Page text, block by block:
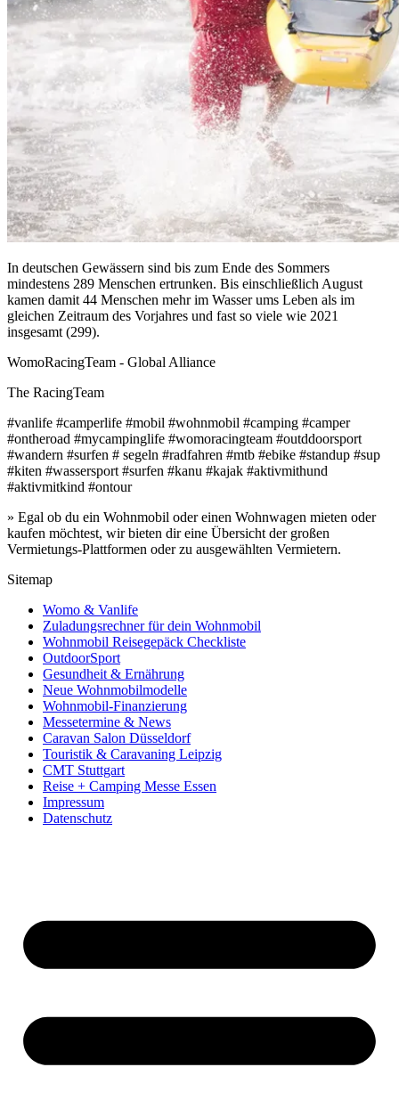
In deutschen Gewässern sind bis zum Ende des Sommers
mindestens 289 Menschen ertrunken. Bis einschließlich August
kamen damit 44 Menschen mehr im Wasser ums Leben als im
gleichen Zeitraum des Vorjahres und fast so viele wie 2021
insgesamt (299).
WomoRacingTeam - Global Alliance
The RacingTeam
#vanlife #camperlife #mobil #wohnmobil #camping #camper
#ontheroad #mycampinglife #womoracingteam #outddoorsport
#wandern #surfen # segeln #radfahren #mtb #ebike #standup #sup
#kiten #wassersport #surfen #kanu #kajak #aktivmithund
#aktivmitkind #ontour
» Egal ob du ein Wohnmobil oder einen Wohnwagen mieten oder
kaufen möchtest, wir bieten dir eine Übersicht der großen
Vermietungs-Plattformen oder zu ausgewählten Vermietern.
Sitemap
Womo & Vanlife
Zuladungsrechner für dein Wohnmobil
Wohnmobil Reisegepäck Checkliste
OutdoorSport
Gesundheit & Ernährung
Neue Wohnmobilmodelle
Wohnmobil-Finanzierung
Messetermine & News
Caravan Salon Düsseldorf
Touristik & Caravaning Leipzig
CMT Stuttgart
Reise + Camping Messe Essen
Impressum
Datenschutz